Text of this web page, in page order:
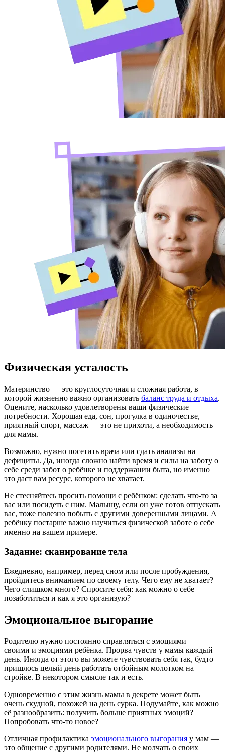
Физическая усталость
Материнство — это круглосуточная и сложная работа, в
которой жизненно важно организовать баланс труда и отдыха.
Оцените, насколько удовлетворены ваши физические
потребности. Хорошая еда, сон, прогулка в одиночестве,
приятный спорт, массаж — это не прихоти, а необходимость
для мамы.
Возможно, нужно посетить врача или сдать анализы на
дефициты. Да, иногда сложно найти время и силы на заботу о
себе среди забот о ребёнке и поддержании быта, но именно
это даст вам ресурс, которого не хватает.
Не стесняйтесь просить помощи с ребёнком: сделать что-то за
вас или посидеть с ним. Малышу, если он уже готов отпускать
вас, тоже полезно побыть с другими доверенными лицами. А
ребёнку постарше важно научиться физической заботе о себе
именно на вашем примере.
Задание: сканирование тела
Ежедневно, например, перед сном или после пробуждения,
пройдитесь вниманием по своему телу. Чего ему не хватает?
Чего слишком много? Спросите себя: как можно о себе
позаботиться и как я это организую?
Эмоциональное выгорание
Родителю нужно постоянно справляться с эмоциями —
своими и эмоциями ребёнка. Прорва чувств у мамы каждый
день. Иногда от этого вы можете чувствовать себя так, будто
пришлось целый день работать отбойным молотком на
стройке. В некотором смысле так и есть.
Одновременно с этим жизнь мамы в декрете может быть
очень скудной, похожей на день сурка. Подумайте, как можно
её разнообразить: получить больше приятных эмоций?
Попробовать что-то новое?
Отличная профилактика эмоционального выгорания у мам —
это общение с другими родителями. Не молчать о своих